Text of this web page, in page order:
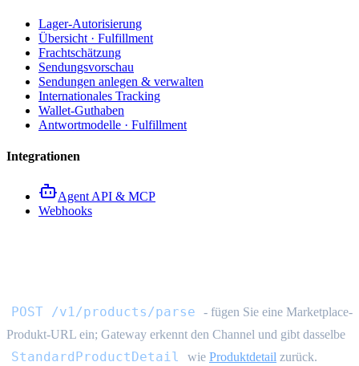
Lager-Autorisierung
Übersicht · Fulfillment
Frachtschätzung
Sendungsvorschau
Sendungen anlegen & verwalten
Internationales Tracking
Wallet-Guthaben
Antwortmodelle · Fulfillment
Integrationen
Agent API & MCP
Webhooks
POST /v1/products/parse
- fügen Sie eine Marketplace-
Produkt-URL ein; Gateway erkennt den Channel und gibt dasselbe
StandardProductDetail wie Produktdetail zurück.